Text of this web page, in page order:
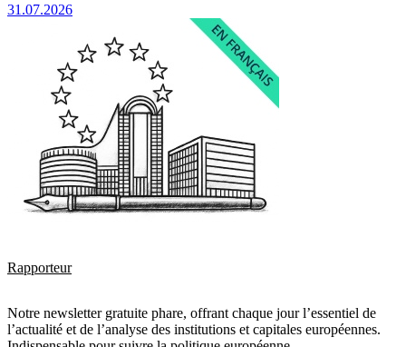
31.07.2026
Rapporteur
Notre newsletter gratuite phare, offrant chaque jour l’essentiel de
l’actualité et de l’analyse des institutions et capitales européennes.